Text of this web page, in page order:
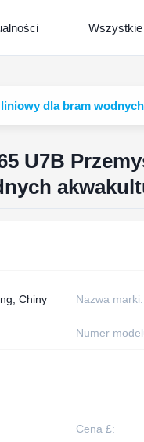
dla bram
U7B
Chiny Nazwa marki:
Numer
Cena £: